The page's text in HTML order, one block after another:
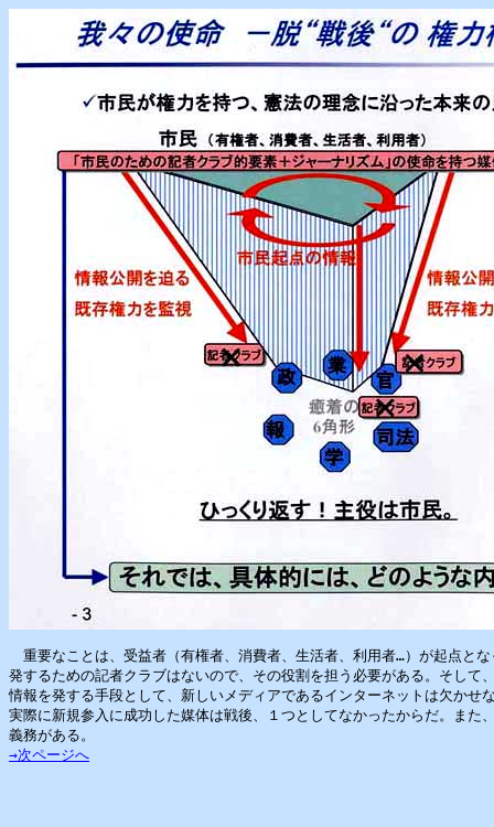
重要なことは、受益者（有権者、消費者、生活者、利用者…）が起点と
発するための記者クラブはないので、その役割を担う必要がある。そし
情報を発する手段として、新しいメディアであるインターネットは欠か
実際に新規参入に成功した媒体は戦後、１つとしてなかったからだ。ま
→次ページへ